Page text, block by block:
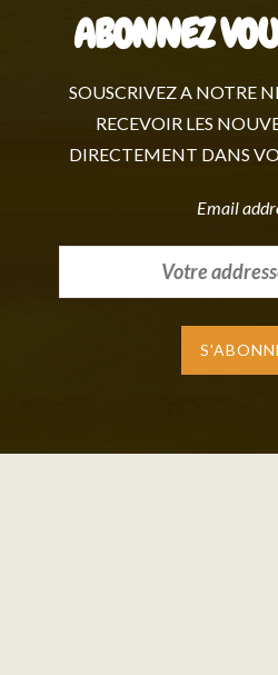
ABONNEZ
SOUSCRIVEZ A NOTRE
RECEVOIR LES
DIRECTEMENT DANS
Email